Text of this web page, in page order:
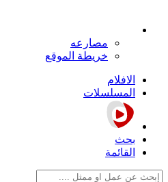
مصارعه
خريطة الموقع
الافلام
المسلسلات
بحث
القائمة